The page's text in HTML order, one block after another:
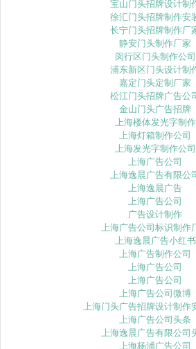
宝山门头招牌设计制
徐汇门头招牌制作安
长宁门头招牌制作厂
静安门头制作厂家
闵行区门头制作公司
浦东新区门头设计制
嘉定门头定制厂家
松江门头招牌广告公
金山门头广告招牌
上海楼体发光字制作
上海灯箱制作公司
上海发光字制作公司
上海广告公司
上海逸晨广告有限公
上海逸晨广告
上海广告公司
广告设计制作
上海广告公司标识制作
上海逸晨广告小红书
上海广告制作公司
上海广告公司
上海广告公司
上海广告公司微博
上海门头广告招牌设计制作
上海广告公司头条
上海逸晨广告有限公司
上海杨浦广告公司